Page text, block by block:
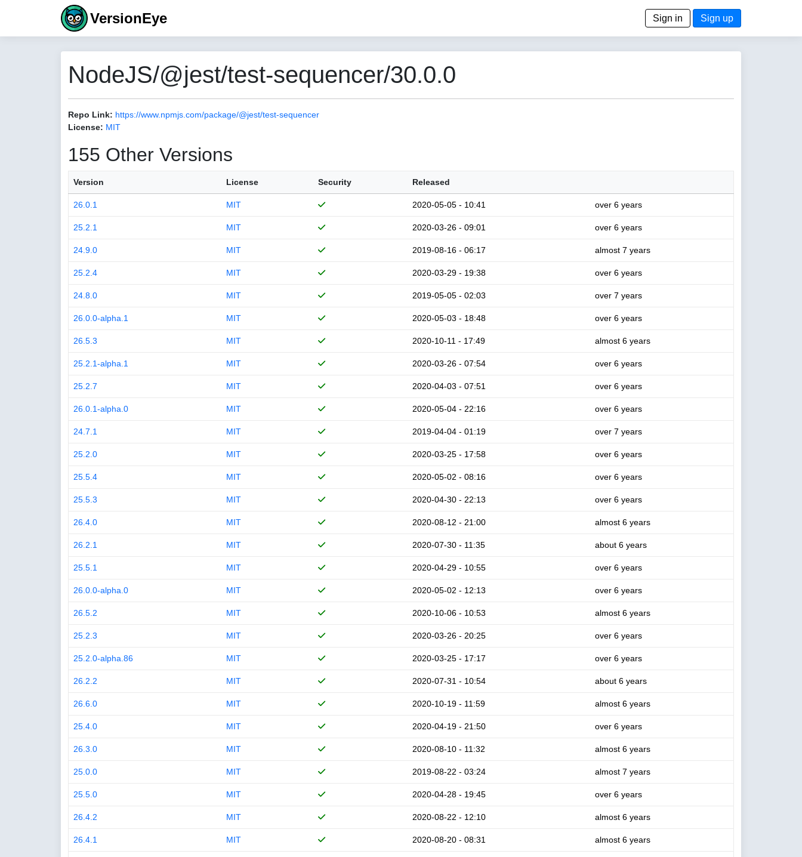
VersionEye Sign in Sign up
NodeJS/@jest/test-sequencer/30.0.0
Repo Link: https://www.npmjs.com/package/@jest/test-sequencer
License: MIT
155 Other Versions
Version License Security Released
26.0.1 MIT 2020-05-05 - 10:41 over 6 years
25.2.1 MIT 2020-03-26 - 09:01 over 6 years
24.9.0 MIT 2019-08-16 - 06:17 almost 7 years
25.2.4 MIT 2020-03-29 - 19:38 over 6 years
24.8.0 MIT 2019-05-05 - 02:03 over 7 years
26.0.0-alpha.1 MIT 2020-05-03 - 18:48 over 6 years
26.5.3 MIT 2020-10-11 - 17:49 almost 6 years
25.2.1-alpha.1 MIT 2020-03-26 - 07:54 over 6 years
25.2.7 MIT 2020-04-03 - 07:51 over 6 years
26.0.1-alpha.0 MIT 2020-05-04 - 22:16 over 6 years
24.7.1 MIT 2019-04-04 - 01:19 over 7 years
25.2.0 MIT 2020-03-25 - 17:58 over 6 years
25.5.4 MIT 2020-05-02 - 08:16 over 6 years
25.5.3 MIT 2020-04-30 - 22:13 over 6 years
26.4.0 MIT 2020-08-12 - 21:00 almost 6 years
26.2.1 MIT 2020-07-30 - 11:35 about 6 years
25.5.1 MIT 2020-04-29 - 10:55 over 6 years
26.0.0-alpha.0 MIT 2020-05-02 - 12:13 over 6 years
26.5.2 MIT 2020-10-06 - 10:53 almost 6 years
25.2.3 MIT 2020-03-26 - 20:25 over 6 years
25.2.0-alpha.86 MIT 2020-03-25 - 17:17 over 6 years
26.2.2 MIT 2020-07-31 - 10:54 about 6 years
26.6.0 MIT 2020-10-19 - 11:59 almost 6 years
25.4.0 MIT 2020-04-19 - 21:50 over 6 years
26.3.0 MIT 2020-08-10 - 11:32 almost 6 years
25.0.0 MIT 2019-08-22 - 03:24 almost 7 years
25.5.0 MIT 2020-04-28 - 19:45 over 6 years
26.4.2 MIT 2020-08-22 - 12:10 almost 6 years
26.4.1 MIT 2020-08-20 - 08:31 almost 6 years